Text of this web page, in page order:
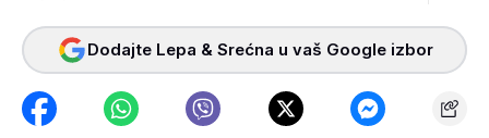
Dodajte Lepa & Srećna u vaš Google izbor